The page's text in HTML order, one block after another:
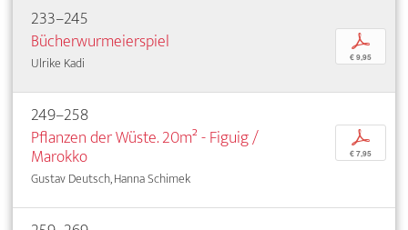
233–245
Bücherwurmeierspiel
Ulrike Kadi
p
€ 9,95
249–258
Pflanzen der Wüste. 20m² - Figuig /
Marokko
Gustav Deutsch, Hanna Schimek
p
€ 7,95